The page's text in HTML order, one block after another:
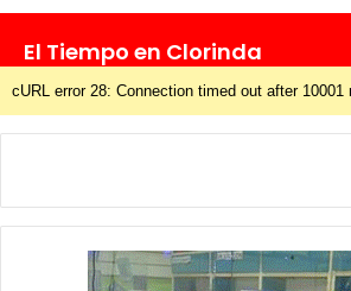
El Tiempo en Clorinda
cURL error 28: Connection timed out after 10001